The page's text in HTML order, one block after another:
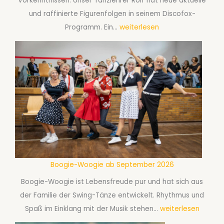
z
a
S
p
t
e
m
b
e
r
2
0
2
6
p
t
e
m
b
e
r
2
0
2
6
und raffinierte Figurenfolgen in seinem Discofox-
Programm. Ein… T
a
z
s
p
a
ß
m
i
t
weiterlesen
Boogie-Woogie ab September 2026
Boogie-Woogie ist Lebensfreude pur und hat sich aus
der Familie der Swing-Tänze entwickelt. Rhythmus und
Spaß im Einklang mit der Musik stehen… B
o
weiterlesen